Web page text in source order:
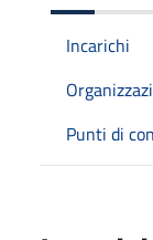
Incarichi
Punti di